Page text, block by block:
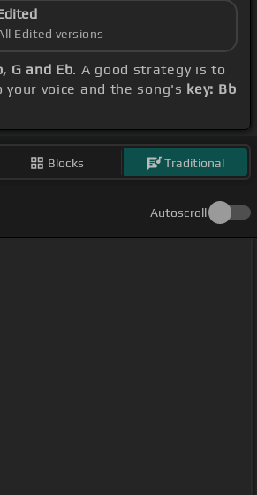
Edited versions
G and Eb. A good strategy is to
voice and the song's key: Bb
Blocks Traditional
Autoscroll